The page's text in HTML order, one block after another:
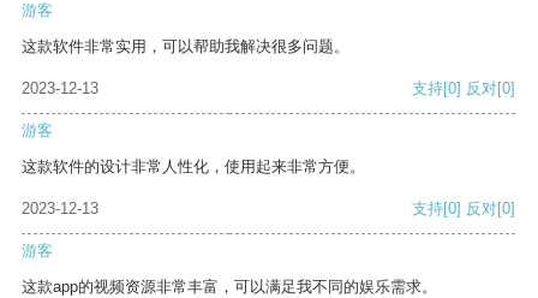
游客
这款软件非常实用，可以帮助我解决很多问题。
2023-12-13 支持[0] 反对[0]
游客
这款软件的设计非常人性化，使用起来非常方便。
2023-12-13 支持[0] 反对[0]
游客
这款app的视频资源非常丰富，可以满足我不同的娱乐需求。